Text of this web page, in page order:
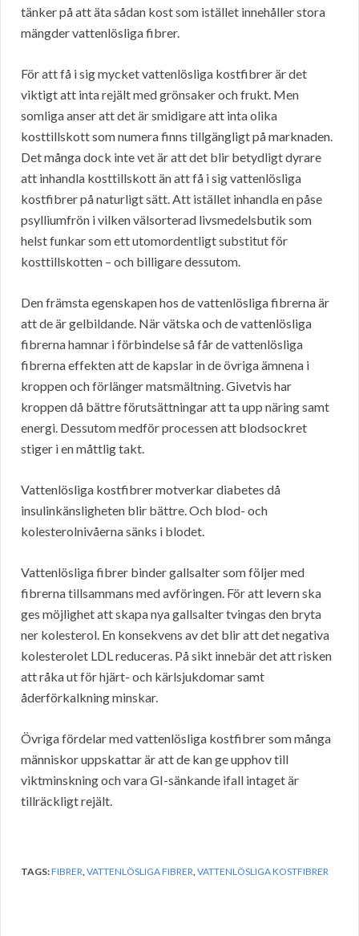
tänker på att äta sådan kost som istället innehåller stora
mängder vattenlösliga fibrer.
För att få i sig mycket vattenlösliga kostfibrer är det
viktigt att inta rejält med grönsaker och frukt. Men
somliga anser att det är smidigare att inta olika
kosttillskott som numera finns tillgängligt på marknaden.
Det många dock inte vet är att det blir betydligt dyrare
att inhandla kosttillskott än att få i sig vattenlösliga
kostfibrer på naturligt sätt. Att istället inhandla en påse
psylliumfrön i vilken välsorterad livsmedelsbutik som
helst funkar som ett utomordentligt substitut för
kosttillskotten – och billigare dessutom.
Den främsta egenskapen hos de vattenlösliga fibrerna är
att de är gelbildande. När vätska och de vattenlösliga
fibrerna hamnar i förbindelse så får de vattenlösliga
fibrerna effekten att de kapslar in de övriga ämnena i
kroppen och förlänger matsmältning. Givetvis har
kroppen då bättre förutsättningar att ta upp näring samt
energi. Dessutom medför processen att blodsockret
stiger i en måttlig takt.
Vattenlösliga kostfibrer motverkar diabetes då
insulinkänsligheten blir bättre. Och blod- och
kolesterolnivåerna sänks i blodet.
Vattenlösliga fibrer binder gallsalter som följer med
fibrerna tillsammans med avföringen. För att levern ska
ges möjlighet att skapa nya gallsalter tvingas den bryta
ner kolesterol. En konsekvens av det blir att det negativa
kolesterolet LDL reduceras. På sikt innebär det att risken
att råka ut för hjärt- och kärlsjukdomar samt
åderförkalkning minskar.
Övriga fördelar med vattenlösliga kostfibrer som många
människor uppskattar är att de kan ge upphov till
viktminskning och vara GI-sänkande ifall intaget är
tillräckligt rejält.
TAGS:FIBRER,VATTENLÖSLIGA FIBRER,VATTENLÖSLIGA KOSTFIBRER